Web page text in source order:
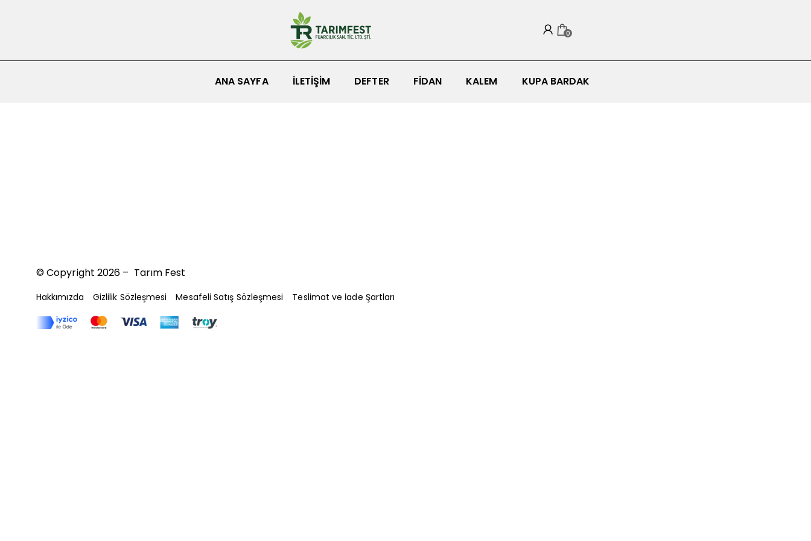
0
ANA SAYFA İLETIŞIM DEFTER FIDAN KALEM KUPA BARDAK
© Copyright 2026 – Tarım Fest
Hakkımızda Gizlilik Sözleşmesi Mesafeli Satış Sözleşmesi Teslimat ve İade Şartları